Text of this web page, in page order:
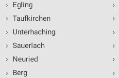
›
Egling
› Taufkirchen
›
Unterhaching
› Sauerlach
›
Neuried
›
Berg
›
›
›
›
›
›